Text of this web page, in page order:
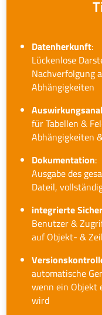
Datenherkunft:
Lückenlose
Nachverfolgung
Abhängigkeiten
für Tabellen &
Abhängigkeiten
Dokumentation:
Ausgabe des
Dateil,
integrierte
Benutzer &
auf Objekt- &
automatische
wenn ein Objekt
wird